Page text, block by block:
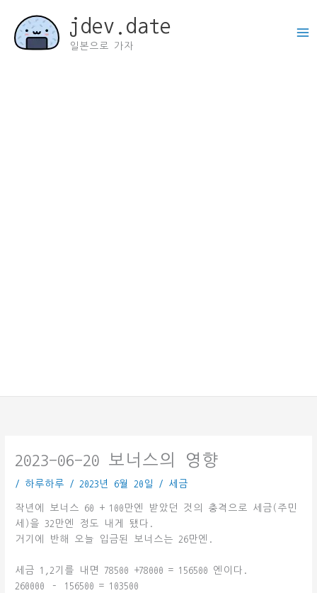
jdev.date
일본으로 가자
2023-06-20 보너스의 영향
/ 하루하루 / 2023년 6월 20일 / 세금
작년에 보너스 60 + 100만엔 받았던 것의 충격으로 세금(주민
세)을 32만엔 정도 내게 됐다.
거기에 반해 오늘 입금된 보너스는 26만엔.
세금 1,2기를 내면 78500 +78000 = 156500 엔이다.
260000 – 156500 = 103500